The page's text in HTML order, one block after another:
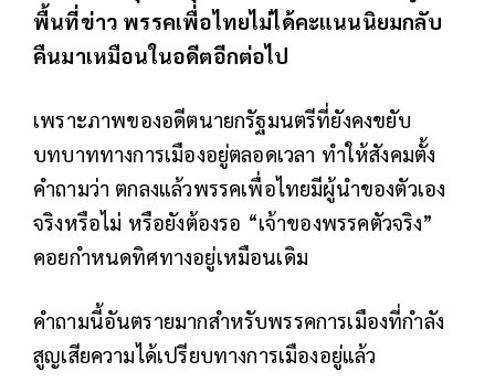
พื้นที่ข่าว พรรคเพื่อไทยไม่ได้คะแนนนิยมกลับ
คืนมาเหมือนในอดีตอีกต่อไป
เพราะภาพของอดีตนายกรัฐมนตรีที่ยังคงขยับ
บทบาททางการเมืองอยู่ตลอดเวลา ทำให้สังคมตั้ง
คำถามว่า ตกลงแล้วพรรคเพื่อไทยมีผู้นำของตัวเอง
จริงหรือไม่ หรือยังต้องรอ “เจ้าของพรรคตัวจริง”
คอยกำหนดทิศทางอยู่เหมือนเดิม
คำถามนี้อันตรายมากสำหรับพรรคการเมืองที่กำลัง
สูญเสียความได้เปรียบทางการเมืองอยู่แล้ว